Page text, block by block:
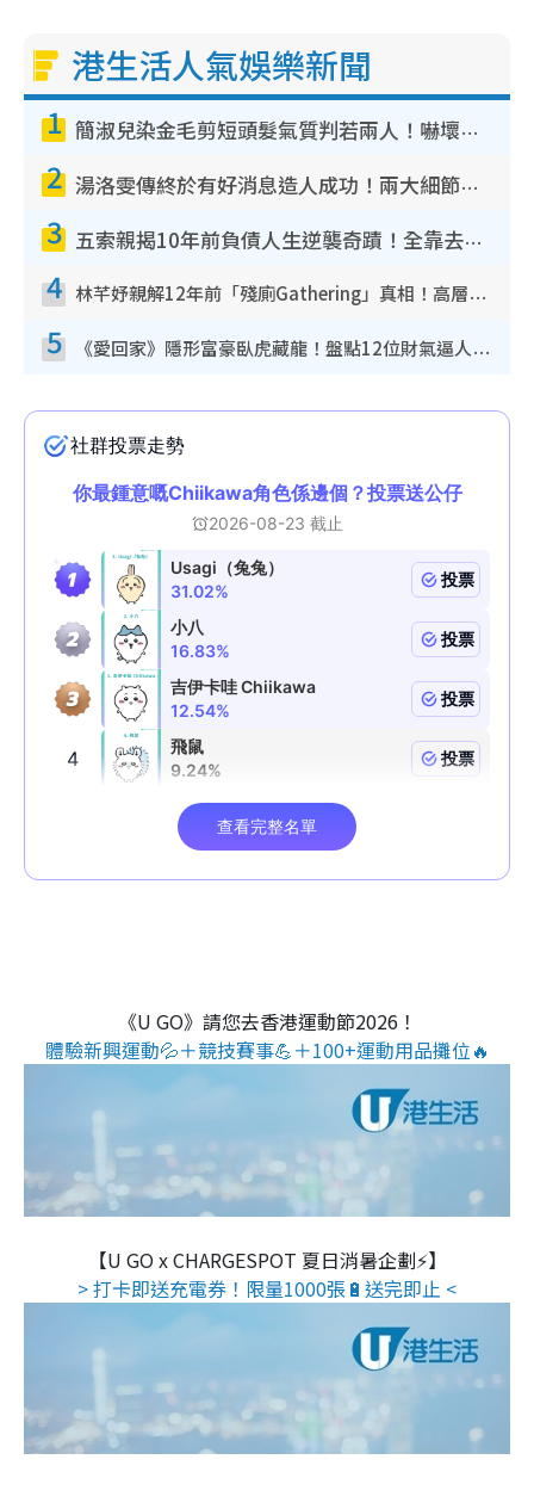
港生活人氣娛樂新聞
1 簡淑兒染金毛剪短頭髮氣質判若兩人！嚇壞老公麥大力都認唔出：「你做咩事？」
2 湯洛雯傳終於有好消息造人成功！兩大細節曝孕味極濃惹猜測：大肚婆先會咁！
3 五索親揭10年前負債人生逆襲奇蹟！全靠去一地方轉運後即遇上馬先生
4 林芊妤親解12年前「殘廁Gathering」真相！高層解約一句話重創尊嚴至今拒返TVB
5 《愛回家》隱形富豪臥虎藏龍！盤點12位財氣逼人的有錢藝人：呢位靚女3億身家唔憂做
《U GO》請您去香港運動節2026！
體驗新興運動💦＋競技賽事💪＋100+運動用品攤位🔥
【U GO x CHARGESPOT 夏日消暑企劃⚡】
> 打卡即送充電券！限量1000張🔋送完即止 <